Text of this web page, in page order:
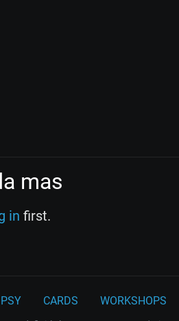
mas
in first.
PSY CARDS WORKSHOPS